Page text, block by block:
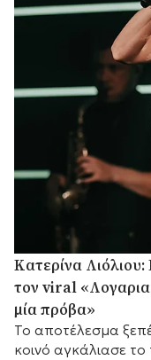
Κατερίνα
τον viral
μία πρόβα»
Το αποτέλεσμα
κοινό αγκάλιασε